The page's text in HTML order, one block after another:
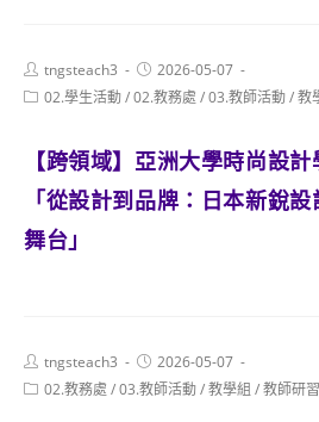
Post
author:
tngsteach3
Post
published:
2026-05-07
Post02.學生活動/02.教務處 /03.教師活動/教
【跨領域】亞洲大學時尚設
「從設計到品牌：日本新銳
舞台」
Post
author:
tngsteach3
Post
published:
2026-05-07
Post02.教務處 /03.教師活動/教學組 /教師研習